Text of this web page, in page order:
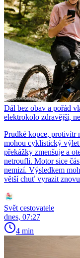
Dál bez obav a pořád
elektrokolo zdravější,
Prudké kopce, protivítr
mohou cyklistický výlet
překážky zmenšuje a
netroufli. Motor sice
nemizí. Výsledkem
větší chuť vyrazit
Svět cestovatele
dnes, 07:27
4 min